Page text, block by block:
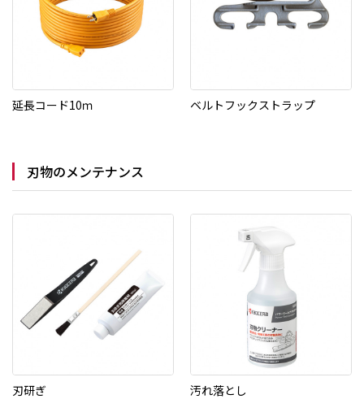
延長コード10ｍ ベルトフックストラップ
刃物のメンテナンス
刃研ぎ 汚れ落とし